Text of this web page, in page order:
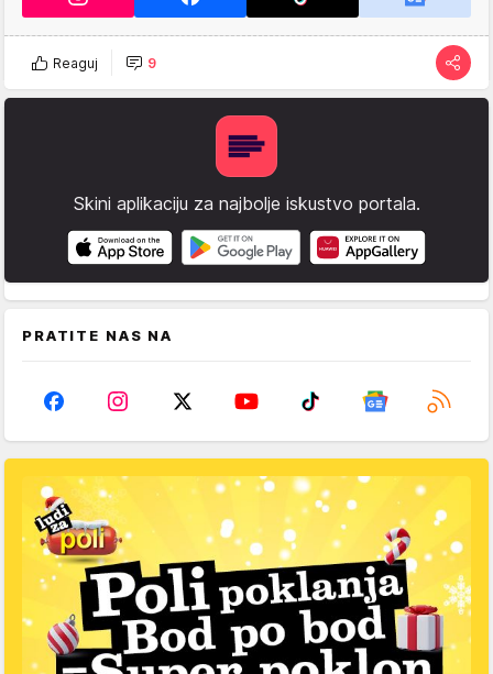
Reaguj 9
Skini aplikaciju za najbolje iskustvo portala.
PRATITE NAS NA